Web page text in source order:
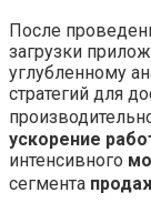
После
загрузки
углубленному
стратегий для
ускорение
интенсивного
сегмента